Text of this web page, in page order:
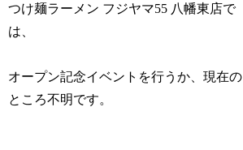
つけ麺ラーメン フジヤマ55 八幡東店で
は、
オープン記念イベントを行うか、現在の
ところ不明です。